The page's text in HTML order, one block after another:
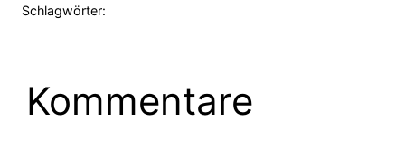
Schlagwörter:
Kommentare